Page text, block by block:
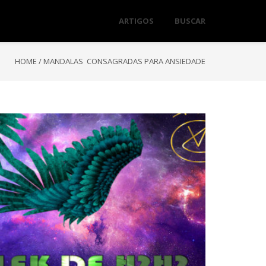
ARTIGOS BUSCAR
HOME / MANDALAS CONSAGRADAS PARA ANSIEDADE